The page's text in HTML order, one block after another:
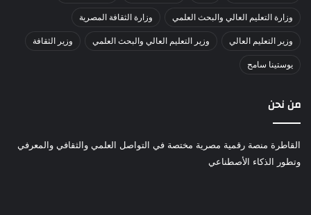
وزارة التعليم العالي والبحث العلمي وزارة الثقافة المصرية
وزير التعليم العالي وزير التعليم العالي والبحث العلمي وزير الثقافة
يوستينا سامح
من نحن
القاطرة منصة رقمية مصرية مختصة في التواصل العلمي والثقافي والمعرفي
وتطور الذكاء الأصطناعي